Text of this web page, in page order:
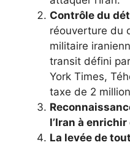
Contrôle du
réouverture du
militaire
transit défini
York Times,
taxe de 2
l’Iran à enrichir
La levée de